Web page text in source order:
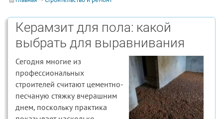
Керамзит для пола: какой
выбрать для выравнивания
Сегодня многие из
профессиональных
строителей считают цементно-
песчаную стяжку вчерашним
днем, поскольку практика